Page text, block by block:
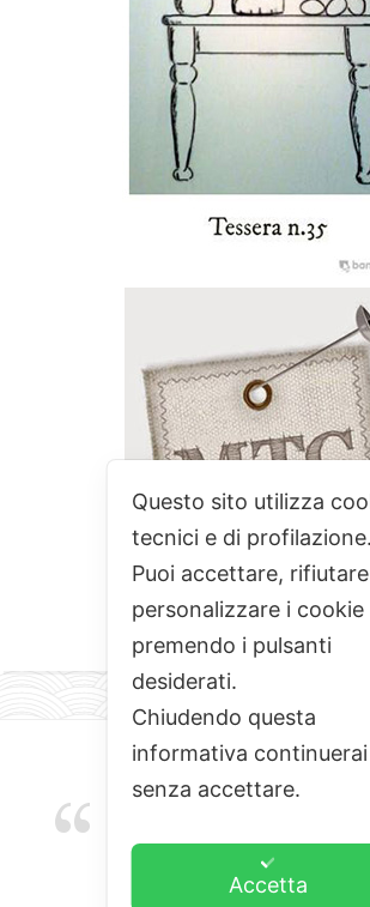
EMOZIONI, COLORI, ODORI
L'ALCHIMIA DEL BUON CIBO
Questo sito utilizza
tecnici e di profilazione.
Puoi accettare,
personalizzare i cookie
premendo i pulsanti
desiderati.
Chiudendo questa
informativa continuerai
senza accettare.
Accetta